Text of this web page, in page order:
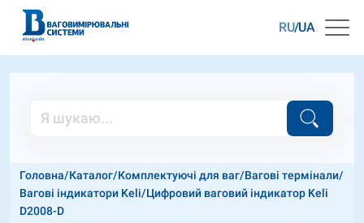
RU UA
Головна/Каталог/Комплектуючі для ваг/Вагові термінали/
Вагові індикатори Keli/Цифровий ваговий індикатор Keli
D2008-D